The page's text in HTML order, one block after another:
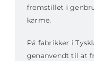
fremstillet i
karme.
På fabrikker i
genanvendt til at